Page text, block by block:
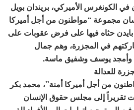
في الكونغرس الأميركي، بريندان بويل
مجموعة “مواطنون من أجل أميركا
بايدن حثاه فيها على فرض عقوبات على
في المجزرة، وهم جمال
يوسف وشفيق ماسة.
للعدالة
من أجل أميركا أمنة”، محمد بكر
تقريراً إلى مجلس حقوق الإنسان